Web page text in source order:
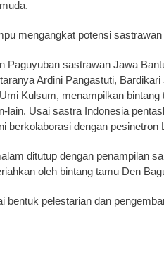
mengangkat potensi
Paguyuban sastrawan Jawa
Ardini Pangastuti,
Kulsum, menampilkan
lain. Usai sastra Indonesia
berkolaborasi dengan pesinetron
ditutup dengan penampilan
oleh bintang tamu Den
bentuk pelestarian dan